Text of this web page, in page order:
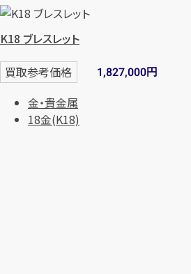
K18 ブレスレット
買取参考価格 1,827,000円
金・貴金属
18金(K18)